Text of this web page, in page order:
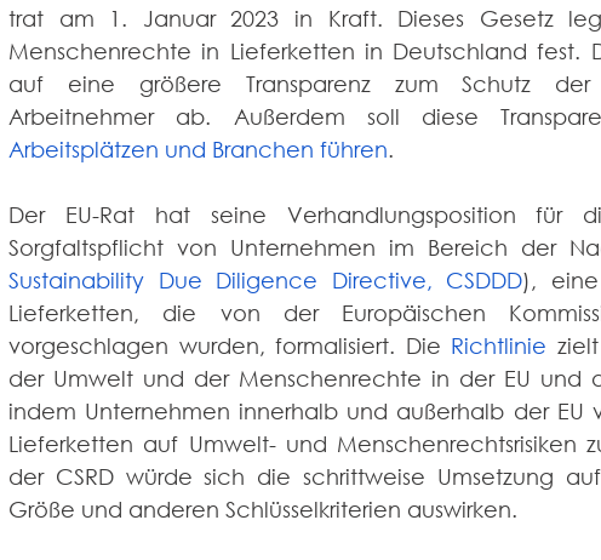
trat am 1. Januar 2023 in Kraft. Dieses Gesetz
Menschenrechte in Lieferketten in Deutschland fest.
auf eine größere Transparenz zum Schutz der
Arbeitnehmer ab. Außerdem soll diese
Arbeitsplätzen und Branchen führen.
Der EU-Rat hat seine Verhandlungsposition für
Sorgfaltspflicht von Unternehmen im Bereich der
Sustainability Due Diligence Directive, CSDDD),
Lieferketten, die von der Europäischen
vorgeschlagen wurden, formalisiert. Die Richtlinie
der Umwelt und der Menschenrechte in der EU und
indem Unternehmen innerhalb und außerhalb der EU
Lieferketten auf Umwelt- und Menschenrechtsrisiken
der CSRD würde sich die schrittweise Umsetzung
Größe und anderen Schlüsselkriterien auswirken.